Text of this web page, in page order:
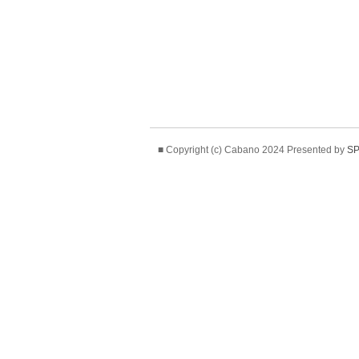
■ Copyright (c) Cabano 2024 Presented by